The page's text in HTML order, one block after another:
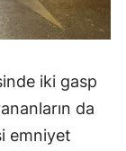
iki gasp
da
emniyet